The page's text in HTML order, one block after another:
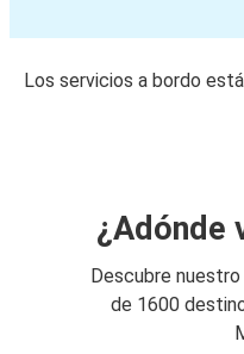
Los servicios a bordo
¿Adónde
Descubre
de 1600